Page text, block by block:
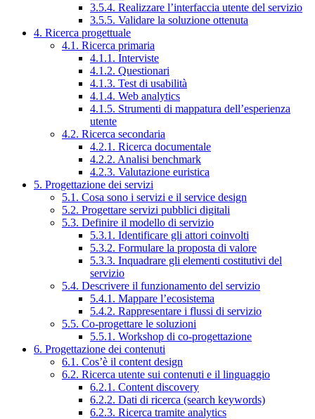
3.5.4. Realizzare l’interfaccia utente del servizio
3.5.5. Validare la soluzione ottenuta
4. Ricerca progettuale
4.1. Ricerca primaria
4.1.1. Interviste
4.1.2. Questionari
4.1.3. Test di usabilità
4.1.4. Web analytics
4.1.5. Strumenti di mappatura dell’esperienza
utente
4.2. Ricerca secondaria
4.2.1. Ricerca documentale
4.2.2. Analisi benchmark
4.2.3. Valutazione euristica
5. Progettazione dei servizi
5.1. Cosa sono i servizi e il service design
5.2. Progettare servizi pubblici digitali
5.3. Definire il modello di servizio
5.3.1. Identificare gli attori coinvolti
5.3.2. Formulare la proposta di valore
5.3.3. Inquadrare gli elementi costitutivi del
servizio
5.4. Descrivere il funzionamento del servizio
5.4.1. Mappare l’ecosistema
5.4.2. Rappresentare i flussi di servizio
5.5. Co-progettare le soluzioni
5.5.1. Workshop di co-progettazione
6. Progettazione dei contenuti
6.1. Cos’è il content design
6.2. Ricerca utente sui contenuti e il linguaggio
6.2.1. Content discovery
6.2.2. Dati di ricerca (search keywords)
6.2.3. Ricerca tramite analytics